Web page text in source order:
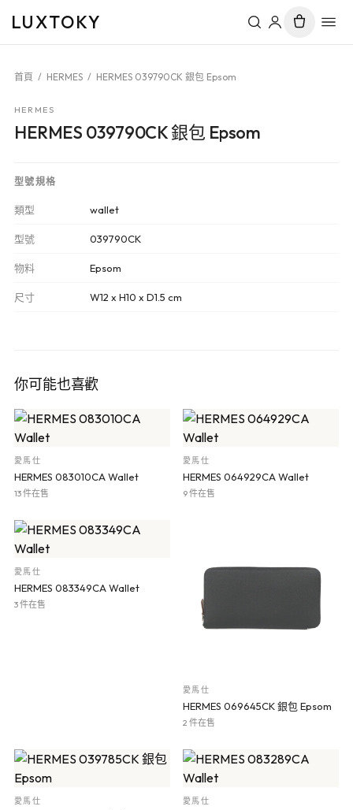
LUXTOKY
首頁 / HERMES / HERMES 039790CK 銀包 Epsom
HERMES
HERMES 039790CK 銀包 Epsom
型號規格
類型 wallet
型號 039790CK
物料 Epsom
尺寸 W12 x H10 x D1.5 cm
你可能也喜歡
愛馬仕
HERMES 083010CA Wallet
13 件在售
愛馬仕
HERMES 064929CA Wallet
9 件在售
愛馬仕
HERMES 083349CA Wallet
3 件在售
愛馬仕
HERMES 069645CK 銀包 Epsom
2 件在售
愛馬仕 愛馬仕